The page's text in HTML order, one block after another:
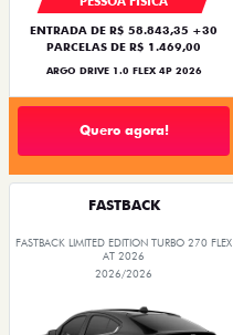
ENTRADA DE R$ 58.843,35 +30
PARCELAS DE R$ 1.469,00
ARGO DRIVE 1.0 FLEX 4P 2026
Quero agora!
FASTBACK
FASTBACK LIMITED EDITION TURBO 270 FLEX
AT 2026
2026/2026